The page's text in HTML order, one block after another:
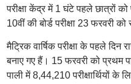
परीक्षा केंद्र में 1 घंटे पहले छात्रों
10वीं की बोर्ड परीक्षा 23 फरवरी को
मैट्रिक वार्षिक परीक्षा के पहले दिन
बनाए गए हैं। 15 फरवरी को प्रथम
पाली में 8,44,210 परीक्षार्थियों के